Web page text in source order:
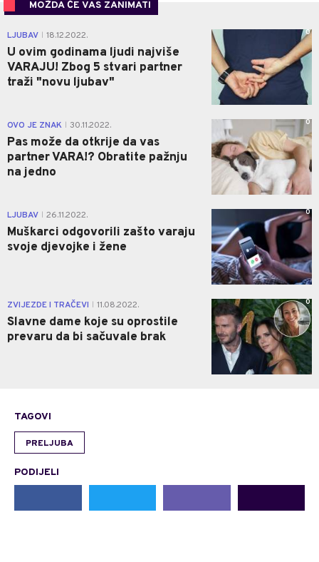
MOŽDA ĆE VAS ZANIMATI
LJUBAV 18.12.2022.
U ovim godinama ljudi najviše
VARAJU! Zbog 5 stvari partner
traži "novu ljubav"
0
OVO JE ZNAK 30.11.2022.
Pas može da otkrije da vas
partner VARA!? Obratite pažnju
na jedno
0
LJUBAV 26.11.2022.
Muškarci odgovorili zašto varaju
svoje djevojke i žene
0
ZVIJEZDE I TRAČEVI 11.08.2022.
Slavne dame koje su oprostile
prevaru da bi sačuvale brak
0
TAGOVI
PRELJUBA
PODIJELI